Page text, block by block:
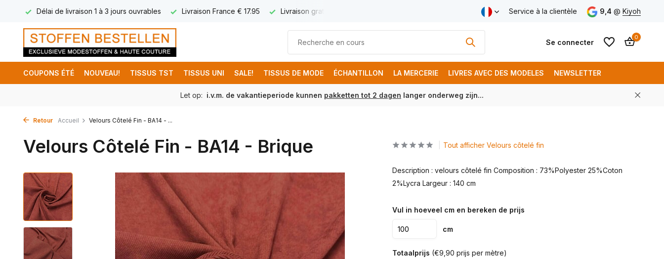
Délai de livraison 1 à 3 jours ouvrables Livraison France € 17.95 Livraison gratuite à partir de € 250 (FR) Service à la clientèle 9,4 @ Kiyoh
Se connecter
0
COUPONS ÉTÉ NOUVEAU! TISSUS TST TISSUS UNI SALE! TISSUS DE MODE ÉCHANTILLON LA MERCERIE LIVRES AVEC DES MODELES NEWSLETTER
Let op: i.v.m. de vakantieperiode kunnen pakketten tot 2 dagen langer onderweg zijn...
Retour Accueil Velours Côtelé Fin - BA14 - ...
Velours Côtelé Fin - BA14 - Brique Tout afficher Velours côtelé fin
Description : velours côtelé fin Composition : 73%Polyester 25%Coton
2%Lycra Largeur : 140 cm
Vul in hoeveel cm en bereken de prijs
cm
Totaalprijs (€9,90 prijs per mètre)